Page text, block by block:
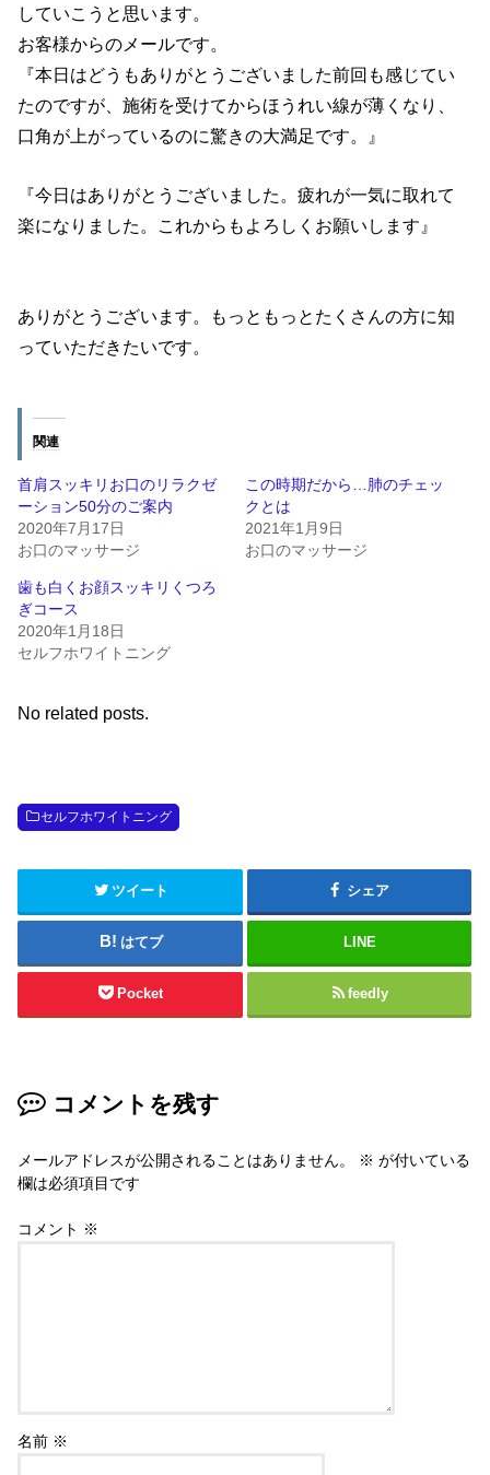
していこうと思います。
お客様からのメールです。
『本日はどうもありがとうございました前回も感じてい
たのですが、施術を受けてからほうれい線が薄くなり、
口角が上がっているのに驚きの大満足です。』
『今日はありがとうございました。疲れが一気に取れて
楽になりました。これからもよろしくお願いします』
ありがとうございます。もっともっとたくさんの方に知
っていただきたいです。
関連
首肩スッキリお口のリラクゼ
ーション50分のご案内
2020年7月17日
お口のマッサージ
この時期だから…肺のチェッ
クとは
2021年1月9日
お口のマッサージ
歯も白くお顔スッキリくつろ
ぎコース
2020年1月18日
セルフホワイトニング
No related posts.
セルフホワイトニング
ツイート シェア
はてブ LINE
Pocket feedly
コメントを残す
メールアドレスが公開されることはありません。 ※ が付いている
欄は必須項目です
コメント ※
名前 ※